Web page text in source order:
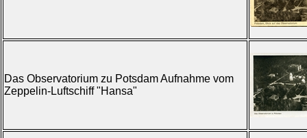
Das Observatorium zu Potsdam Aufnahme vom
Zeppelin-Luftschiff "Hansa"